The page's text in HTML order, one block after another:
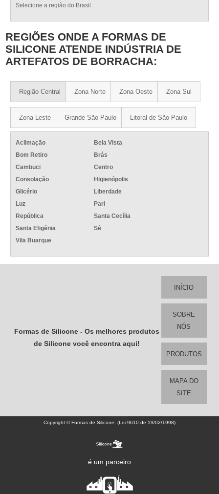
Selecione a região do Brasil
REGIÕES ONDE A FORMAS DE
SILICONE ATENDE INDÚSTRIA DE
ARTEFATOS DE BORRACHA:
Região Central Zona Norte Zona Oeste Zona Sul
Zona Leste Grande São Paulo Litoral de São Paulo
Aclimação
Bela Vista
Bom Retiro
Brás
Cambuci
Centro
Consolação
Higienópolis
Glicério
Liberdade
Luz
Pari
República
Santa Cecília
Santa Efigênia
Sé
Vila Buarque
Formas de Silicone - Os melhores produtos
de Silicone você encontra aqui!
INÍCIO
SOBRE
NÓS
PRODUTOS
MAPA DO
SITE
Copyright © Formas de Silicone. (Lei 9610 de 19/02/1998)
é um parceiro